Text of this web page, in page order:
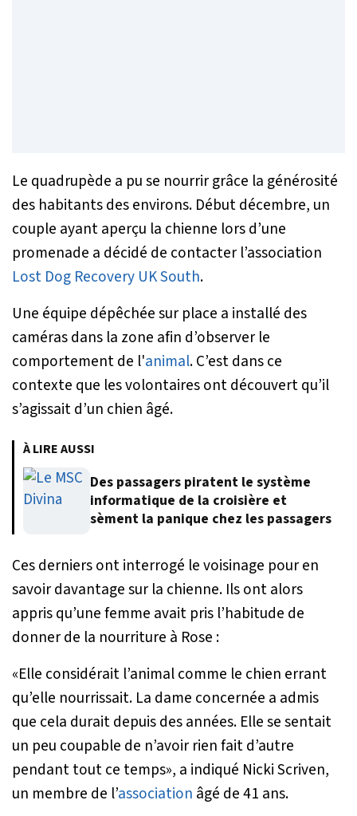
Le quadrupède a pu se nourrir grâce la générosité
des habitants des environs. Début décembre, un
couple ayant aperçu la chienne lors d’une
promenade a décidé de contacter l’association
Lost Dog Recovery UK South.
Une équipe dépêchée sur place a installé des
caméras dans la zone afin d’observer le
comportement de l'animal. C’est dans ce
contexte que les volontaires ont découvert qu’il
s’agissait d’un chien âgé.
À LIRE AUSSI
Des passagers piratent le système
informatique de la croisière et
sèment la panique chez les passagers
Ces derniers ont interrogé le voisinage pour en
savoir davantage sur la chienne. Ils ont alors
appris qu’une femme avait pris l’habitude de
donner de la nourriture à Rose :
«Elle considérait l’animal comme le chien errant
qu’elle nourrissait. La dame concernée a admis
que cela durait depuis des années. Elle se sentait
un peu coupable de n’avoir rien fait d’autre
pendant tout ce temps», a indiqué Nicki Scriven,
un membre de l’association âgé de 41 ans.